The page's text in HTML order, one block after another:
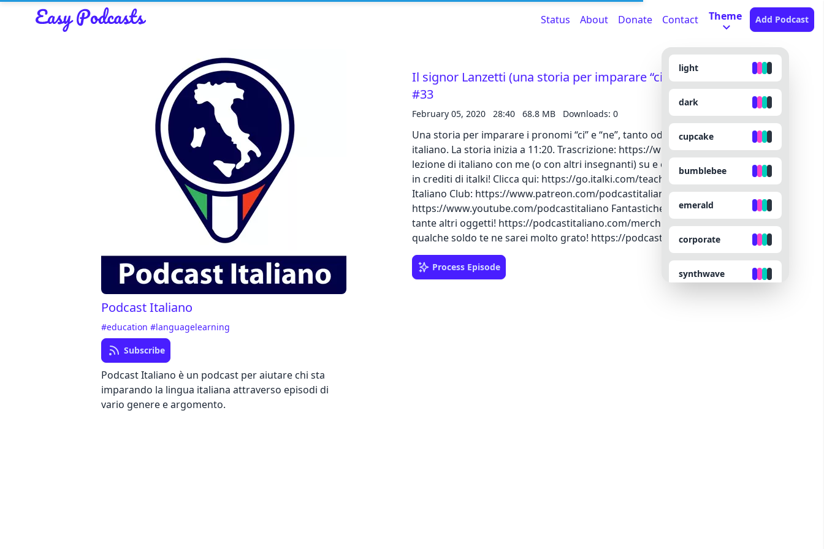
Read about our content policies here
Cancel Save
Status About Donate Contact Theme
light
dark
cupcake
bumblebee
emerald
corporate
synthwave
Add Podcast
Podcast Italiano
#education#languagelearning
Subscribe
Podcast Italiano è un podcast per aiutare chi sta
imparando la lingua italiana attraverso episodi di
vario genere e argomento.
Il signor Lanzetti (una storia per imparare “ci” e “ne”) – Intermedio
#33
February 05, 2020 28:40 68.8 MB Downloads: 0
Una storia per imparare i pronomi “ci” e “ne”, tanto odiati dagli studenti di
italiano. La storia inizia a 11:20. Trascrizione: https://wp.me/p7UQkX-1dO Fai una
lezione di italiano con me (o con altri insegnanti) su e ottieni gratuitamente 10 $
in crediti di italki! Clicca qui: https://go.italki.com/teacher-davide Podcast
Italiano Club: https://www.patreon.com/podcastitaliano Canale YouTube:
https://www.youtube.com/podcastitaliano Fantastiche magliette, tazze, borse e
tante altri oggetti! https://podcastitaliano.com/merch Se volessi donarmi
qualche soldo te ne sarei molto grato! https://podcastitaliano.com/donate
Process Episode